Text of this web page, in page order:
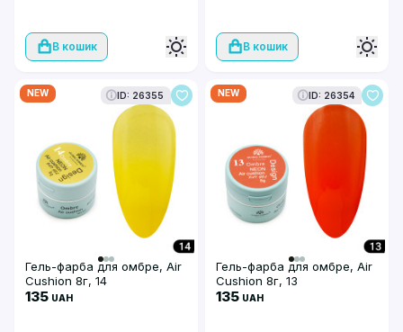
В кошик В кошик
NEW ID: 26355
Гель-фарба для омбре, Air
Cushion 8г, 14
135 UAH
NEW ID: 26354
Гель-фарба для омбре, Air
Cushion 8г, 13
135 UAH